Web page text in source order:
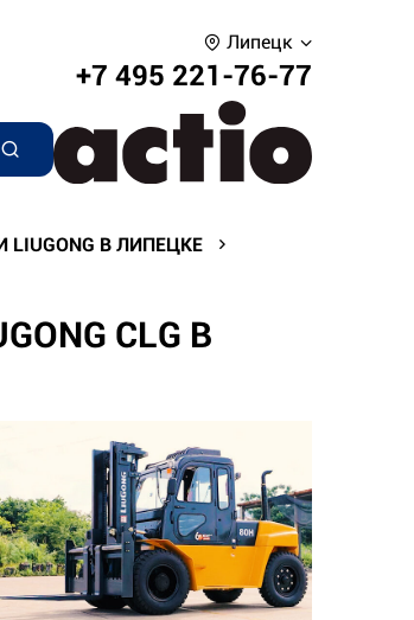
Липецк
+7 495 221-76-77
В ЛИПЕЦКЕ
CLG В